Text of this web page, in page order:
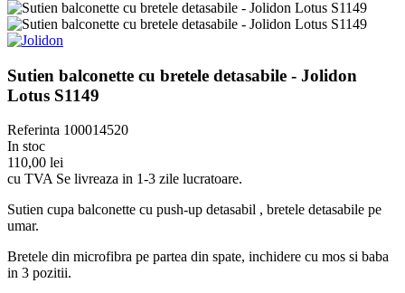
Sutien balconette cu bretele detasabile - Jolidon
Lotus S1149
Referinta 100014520
In stoc
110,00 lei
cu TVA Se livreaza in 1-3 zile lucratoare.
Sutien cupa balconette cu push-up detasabil , bretele detasabile pe
umar.
Bretele din microfibra pe partea din spate, inchidere cu mos si baba
in 3 pozitii.